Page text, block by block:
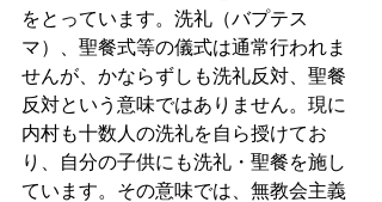
をとっています。洗礼（バプテス
マ）、聖餐式等の儀式は通常行われま
せんが、かならずしも洗礼反対、聖餐
反対という意味ではありません。現に
内村も十数人の洗礼を自ら授けてお
り、自分の子供にも洗礼・聖餐を施し
ています。その意味では、無教会主義